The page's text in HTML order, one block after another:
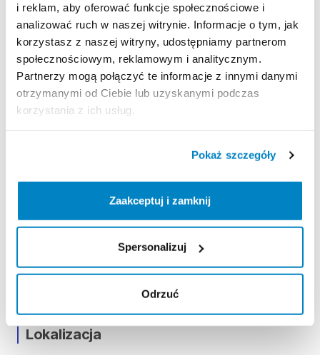
i reklam, aby oferować funkcje społecznościowe i
analizować ruch w naszej witrynie. Informacje o tym, jak
korzystasz z naszej witryny, udostępniamy partnerom
społecznościowym, reklamowym i analitycznym.
Partnerzy mogą połączyć te informacje z innymi danymi
otrzymanymi od Ciebie lub uzyskanymi podczas
korzystania z ich usług.
Pokaż szczegóły
Zaakceptuj i zamknij
Spersonalizuj
Odrzuć
KAUCJA
Nie pobieramy kaucji za wypożyczenie tego
produktu
ODBIÓR I ZWROT SPRZĘTU
Poniedziałek: 9:00 - 20:30
Czwartek: 9:00 - 20:30
Piątek: 9:00 - 20:30
Sobota: 9:00 - 20:30
Możliwość odbioru i zwrotu produktu w godzinach
Lokalizacja